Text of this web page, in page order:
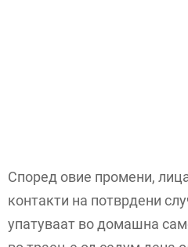
Според овие промени,
контакти на потврдени
упатуваат во домашна